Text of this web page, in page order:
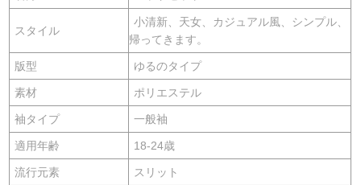
スタイル
小清新、天女、カジュアル風、シンプル、
帰ってきます。
版型 ゆるのタイプ
素材 ポリエステル
袖タイプ 一般袖
適用年齢 18-24歳
流行元素 スリット